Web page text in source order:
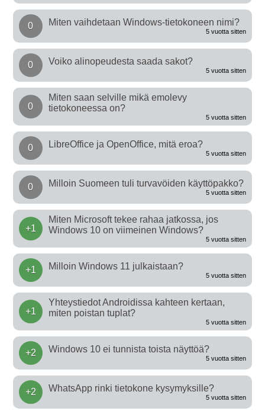
0 Miten vaihdetaan Windows-tietokoneen nimi?
5 vuotta sitten
0 Voiko alinopeudesta saada sakot?
5 vuotta sitten
0
Miten saan selville mikä emolevy
tietokoneessa on?
5 vuotta sitten
0 LibreOffice ja OpenOffice, mitä eroa?
5 vuotta sitten
0 Milloin Suomeen tuli turvavöiden käyttöpakko?
5 vuotta sitten
+1
Miten Microsoft tekee rahaa jatkossa, jos
Windows 10 on viimeinen Windows?
5 vuotta sitten
+1 Milloin Windows 11 julkaistaan?
5 vuotta sitten
+1
Yhteystiedot Androidissa kahteen kertaan,
miten poistan tuplat?
5 vuotta sitten
+2 Windows 10 ei tunnista toista näyttöä?
5 vuotta sitten
+2 WhatsApp rinki tietokone kysymyksille?
5 vuotta sitten